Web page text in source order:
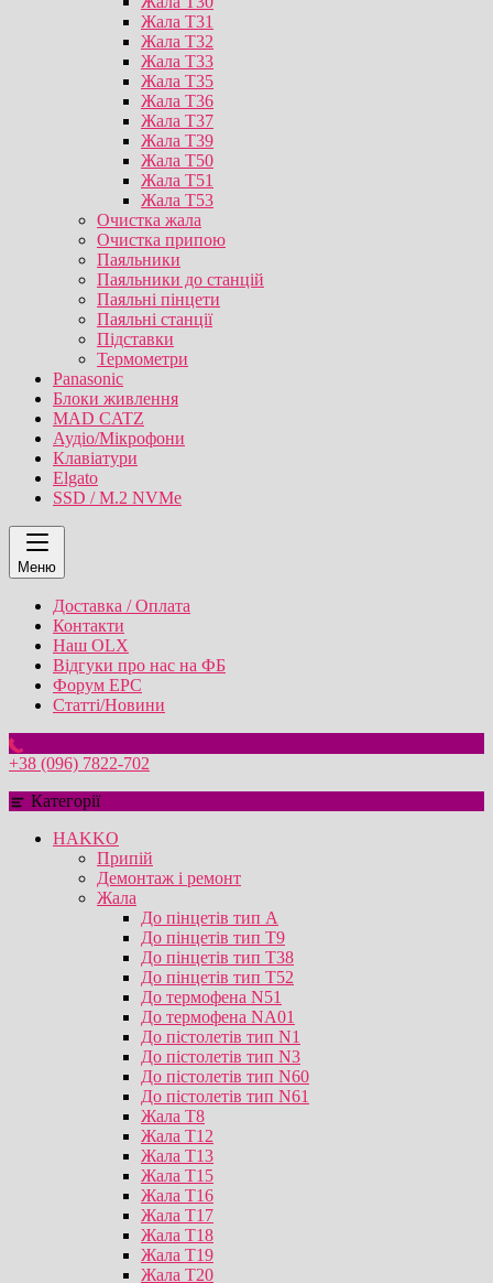
Жала T31
Жала T32
Жала T33
Жала T35
Жала T36
Жала T37
Жала T39
Жала T50
Жала T51
Жала T53
Очистка жала
Очистка припою
Паяльники
Паяльники до станцій
Паяльні пінцети
Паяльні станції
Підставки
Термометри
Panasonic
Блоки живлення
MAD CATZ
Аудіо/Мікрофони
Клавіатури
Elgato
SSD / M.2 NVMe
Меню
Доставка / Оплата
Контакти
Наш OLX
Відгуки про нас на ФБ
Форум EPC
Статті/Новини
+38 (096) 7822-702
Категорії
HAKKO
Припій
Демонтаж і ремонт
Жала
До пінцетів тип А
До пінцетів тип T9
До пінцетів тип T38
До пінцетів тип T52
До термофена N51
До термофена NA01
До пістолетів тип N1
До пістолетів тип N3
До пістолетів тип N60
До пістолетів тип N61
Жала T8
Жала T12
Жала T13
Жала T15
Жала T16
Жала T17
Жала T18
Жала T19
Жала T20